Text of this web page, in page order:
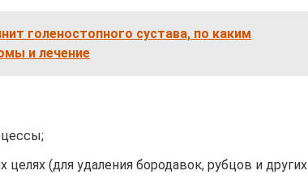
голеностопного сустава, по каким
и лечение
(для удаления бородавок, рубцов и других